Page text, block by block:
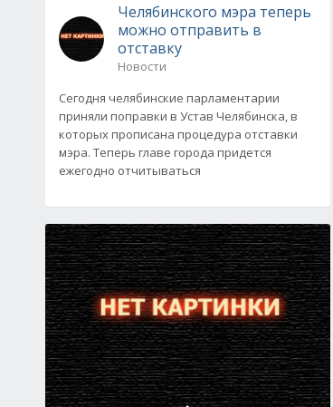
Челябинского мэра теперь
можно отправить в
отставку
Новости
Сегодня челябинские парламентарии
приняли поправки в Устав Челябинска, в
которых прописана процедура отставки
мэра. Теперь главе города придется
ежегодно отчитываться